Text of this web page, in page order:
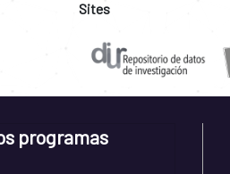
Sites
programas